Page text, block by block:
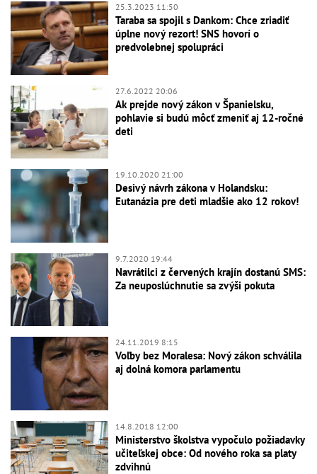
25.3.2023 11:50
Taraba sa spojil s Dankom: Chce zriadiť
úplne nový rezort! SNS hovorí o
predvolebnej spolupráci
27.6.2022 20:06
Ak prejde nový zákon v Španielsku,
pohlavie si budú môcť zmeniť aj 12-ročné
deti
19.10.2020 21:00
Desivý návrh zákona v Holandsku:
Eutanázia pre deti mladšie ako 12 rokov!
9.7.2020 19:44
Navrátilci z červených krajín dostanú SMS:
Za neuposlúchnutie sa zvýši pokuta
24.11.2019 8:15
Voľby bez Moralesa: Nový zákon schválila
aj dolná komora parlamentu
14.8.2018 12:00
Ministerstvo školstva vypočulo požiadavky
učiteľskej obce: Od nového roka sa platy
zdvihnú